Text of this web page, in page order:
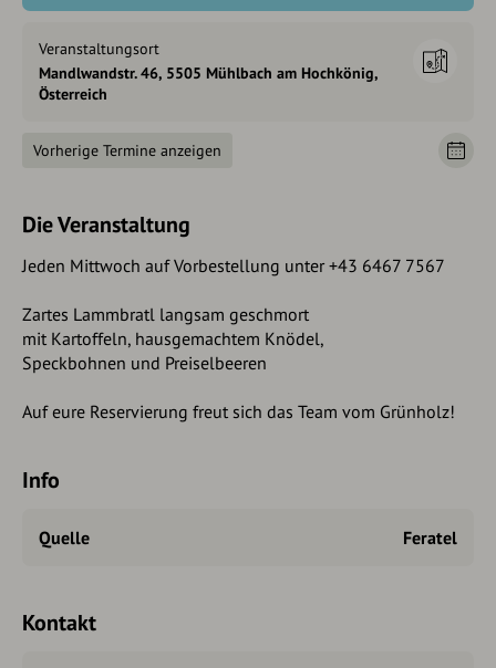
Veranstaltungsort
Mandlwandstr. 46, 5505 Mühlbach am Hochkönig,
Österreich
Vorherige Termine anzeigen
Die Veranstaltung
Jeden Mittwoch auf Vorbestellung unter +43 6467 7567
Zartes Lammbratl langsam geschmort
mit Kartoffeln, hausgemachtem Knödel,
Speckbohnen und Preiselbeeren
Auf eure Reservierung freut sich das Team vom Grünholz!
Info
Quelle Feratel
Kontakt